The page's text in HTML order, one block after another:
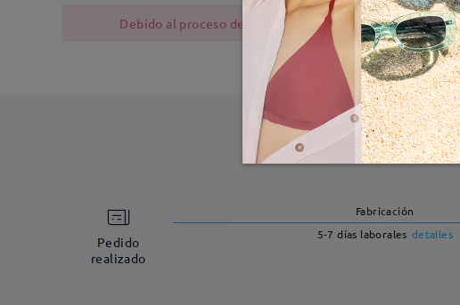
Debido al proceso de fabricación, las monturas
Pedido
realizado
Fabricación
5-7 días laborales detalles